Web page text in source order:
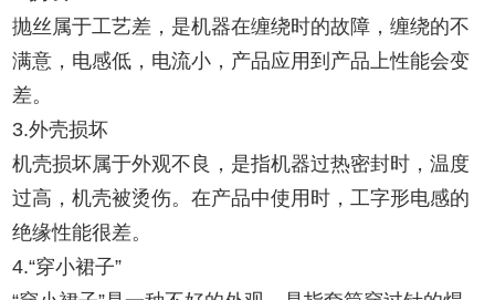
抛丝属于工艺差，是机器在缠绕时的故障，缠绕的不
满意，电感低，电流小，产品应用到产品上性能会变
差。
3.外壳损坏
机壳损坏属于外观不良，是指机器过热密封时，温度
过高，机壳被烫伤。在产品中使用时，工字形电感的
绝缘性能很差。
4.“穿小裙子”